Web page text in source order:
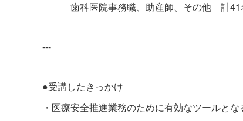
歯科医院事務職、助産師、その他 計41
---
●受講したきっかけ
・医療安全推進業務のために有効なツールとな